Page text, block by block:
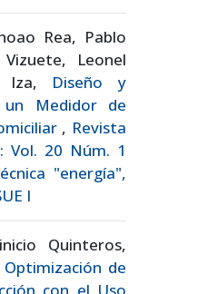
Rea, Pablo
Leonel
Iza, Diseño y
un Medidor de
, Revista
Vol. 20 Núm. 1
"energía",
I
Quinteros,
Optimización de